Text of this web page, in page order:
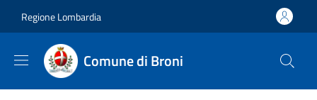
Regione Lombardia
Comune di Broni